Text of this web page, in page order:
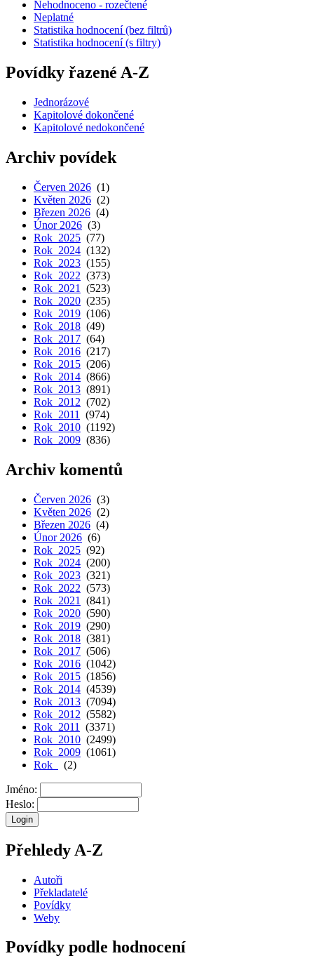
Nehodnoceno - rozečtené
Neplatné
Statistika hodnocení (bez filtrů)
Statistika hodnocení (s filtry)
Povídky řazené A-Z
Jednorázové
Kapitolové dokončené
Kapitolové nedokončené
Archiv povídek
Červen 2026 (1)
Květen 2026 (2)
Březen 2026 (4)
Únor 2026 (3)
Rok 2025 (77)
Rok 2024 (132)
Rok 2023 (155)
Rok 2022 (373)
Rok 2021
(523)
Rok 2020 (235)
Rok 2019 (106)
Rok 2018 (49)
Rok 2017 (64)
Rok 2016 (217)
Rok 2015 (206)
Rok 2014 (866)
Rok 2013 (891)
Rok 2012 (702)
Rok 2011
(974)
Rok 2010 (1192)
Rok 2009 (836)
Archiv komentů
Červen 2026 (3)
Květen 2026 (2)
Březen 2026 (4)
Únor 2026 (6)
Rok 2025 (92)
Rok 2024 (200)
Rok 2023 (321)
Rok 2022 (573)
Rok 2021
(841)
Rok 2020 (590)
Rok 2019 (290)
Rok 2018 (381)
Rok 2017 (506)
Rok 2016 (1042)
Rok 2015 (1856)
Rok 2014 (4539)
Rok 2013 (7094)
Rok 2012 (5582)
Rok 2011
(3371)
Rok 2010 (2499)
Rok 2009 (1061)
Rok
(2)
Jméno:
Heslo:
Přehledy A-Z
Autoři
Překladatelé
Povídky
Weby
Povídky podle hodnocení